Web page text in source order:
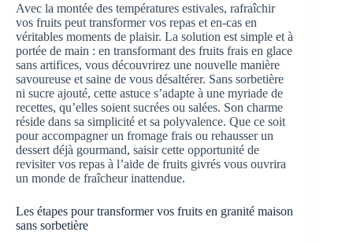
Avec la montée des températures estivales, rafraîchir
vos fruits peut transformer vos repas et en-cas en
véritables moments de plaisir. La solution est simple et à
portée de main : en transformant des fruits frais en glace
sans artifices, vous découvrirez une nouvelle manière
savoureuse et saine de vous désaltérer. Sans sorbetière
ni sucre ajouté, cette astuce s’adapte à une myriade de
recettes, qu’elles soient sucrées ou salées. Son charme
réside dans sa simplicité et sa polyvalence. Que ce soit
pour accompagner un fromage frais ou rehausser un
dessert déjà gourmand, saisir cette opportunité de
revisiter vos repas à l’aide de fruits givrés vous ouvrira
un monde de fraîcheur inattendue.
Les étapes pour transformer vos fruits en granité maison
sans sorbetière